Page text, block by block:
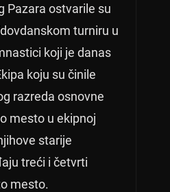
Pazara ostvarile su
turniru u
koji je danas
koju su činile
razreda osnovne
mesto u ekipnoj
starije
treći i četvrti
mesto.